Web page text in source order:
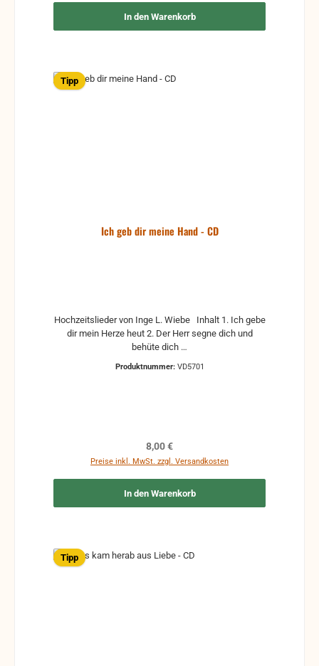
In den Warenkorb
Tipp
Ich geb dir meine Hand - CD
Hochzeitslieder von Inge L. Wiebe Inhalt 1. Ich gebe
dir mein Herze heut 2. Der Herr segne dich und
behüte dich …
Produktnummer: VD5701
Regulärer Preis:
8,00 €
Preise inkl. MwSt. zzgl. Versandkosten
In den Warenkorb
Tipp